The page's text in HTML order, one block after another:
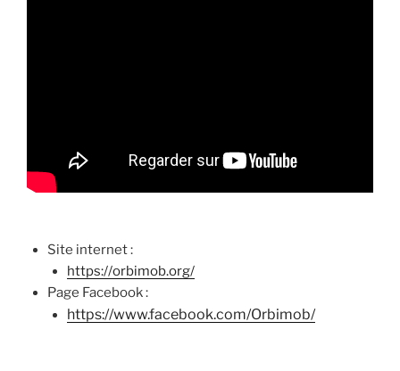
Site internet :
https://orbimob.org/
Page Facebook :
https://www.facebook.com/Orbimob/